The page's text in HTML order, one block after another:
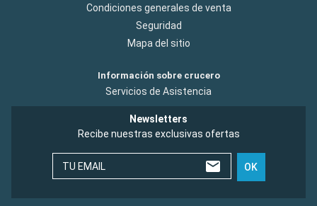
Condiciones generales de venta
Seguridad
Mapa del sitio
Información sobre crucero
Servicios de Asistencia
Newsletters
Recibe nuestras exclusivas ofertas
TU EMAIL OK